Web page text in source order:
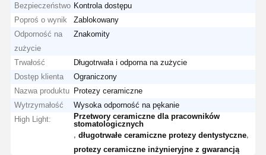
Bezpieczeństwo Kontrola dostępu
Poproś o wynik
Zablokowany
Odporność na
zużycie
Znakomity
Trwałość
Długotrwała i odporna na zużycie
Dostęp klienta
Ograniczony
Nazwa produktu Protezy ceramiczne
Wytrzymałość
Wysoka odporność na pękanie
High Light:
Przetwory ceramiczne dla pracowników
stomatologicznych
,długotrwałe ceramiczne protezy dentystyczne
protezy ceramiczne inżynieryjne z gwarancją